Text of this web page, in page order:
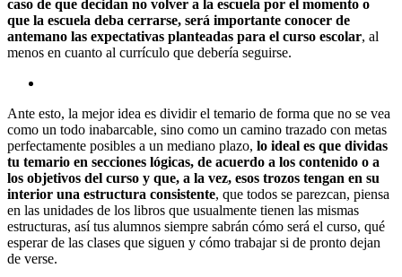
caso de que decidan no volver a la escuela por el momento o
que la escuela deba cerrarse, será importante conocer de
antemano las expectativas planteadas para el curso escolar, al
menos en cuanto al currículo que debería seguirse.
Ante esto, la mejor idea es dividir el temario de forma que no se vea
como un todo inabarcable, sino como un camino trazado con metas
perfectamente posibles a un mediano plazo, lo ideal es que dividas
tu temario en secciones lógicas, de acuerdo a los contenido o a
los objetivos del curso y que, a la vez, esos trozos tengan en su
interior una estructura consistente, que todos se parezcan, piensa
en las unidades de los libros que usualmente tienen las mismas
estructuras, así tus alumnos siempre sabrán cómo será el curso, qué
esperar de las clases que siguen y cómo trabajar si de pronto dejan
de verse.